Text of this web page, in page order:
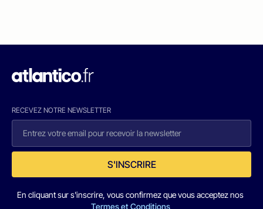
RECEVEZ NOTRE NEWSLETTER
S'INSCRIRE
En cliquant sur s'inscrire, vous confirmez que vous acceptez nos
Termes et Conditions